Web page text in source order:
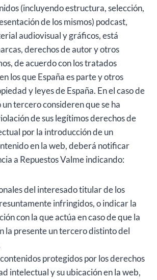
(incluyendo estructura, selección,
de los mismos) podcast,
audiovisual y gráficos, está
derechos de autor y otros
de acuerdo con los tratados
los que España es parte y otros
y leyes de España. En el caso de
un tercero consideren que se ha
de sus legítimos derechos de
por la introducción de un
en la web, deberá notificar
a Repuestos Valme indicando:
del interesado titular de los
infringidos, o indicar la
con la que actúa en caso de que la
la presente un tercero distinto del
protegidos por los derechos
intelectual y su ubicación en la web,